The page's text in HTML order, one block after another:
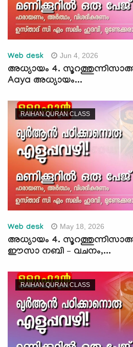
Web desk Jun 4, 2026
അധ്യായം 4. സൂറത്തുന്നിസാഅ്
Aaya അധ്യായം...
RAIHAN QURAN CLASS
Web desk May 18, 2026
അധ്യായം 4. സൂറത്തുന്നിസാഅ്
ഈസാ നബി – വചനം,...
RAIHAN QURAN CLASS